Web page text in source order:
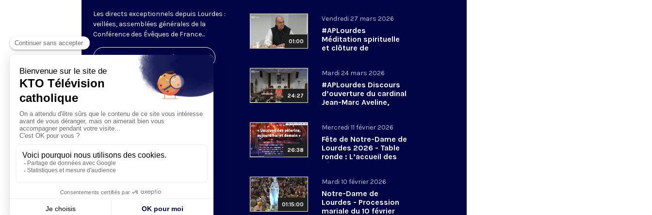
Les directs exceptionnels depuis Lourdes :
veillées, assemblées générales de la
Conférence des Évêques de France...
Visiter la page de l'émission
01:00
Vendredi 27 mars 2026
#APLourdes
Méditation spirituelle
et clôture de
l’Assemblée des
mars 2026
24:27
Mardi 24 mars 2026
#APLourdes Discours
d’ouverture du cardinal
Jean-Marc Aveline,
président de la CEF -
26:38
Mercredi 11 février 2026
Fête de Notre-Dame de
Lourdes 2026 - Table
ronde : L’accueil des
pèlerins, aujourd’hui et
01:15:00
Mardi 10 février 2026
Notre-Dame de
Lourdes - Procession
mariale du 10 février